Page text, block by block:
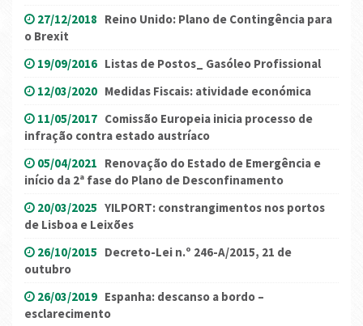
27/12/2018 Reino Unido: Plano de Contingência para
o Brexit
19/09/2016 Listas de Postos_ Gasóleo Profissional
12/03/2020 Medidas Fiscais: atividade económica
11/05/2017 Comissão Europeia inicia processo de
infração contra estado austríaco
05/04/2021 Renovação do Estado de Emergência e
início da 2ª fase do Plano de Desconfinamento
20/03/2025 YILPORT: constrangimentos nos portos
de Lisboa e Leixões
26/10/2015 Decreto-Lei n.º 246-A/2015, 21 de
outubro
26/03/2019 Espanha: descanso a bordo –
esclarecimento